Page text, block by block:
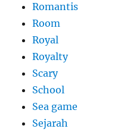
Romantis
Room
Royal
Royalty
Scary
School
Sea game
Sejarah